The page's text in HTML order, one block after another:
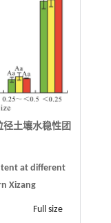
径土壤水稳性团
at different
Xizang
Full size